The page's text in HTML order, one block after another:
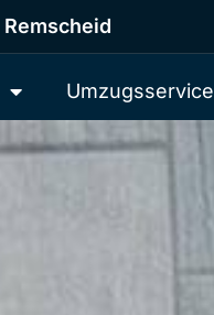
Umzugsservice